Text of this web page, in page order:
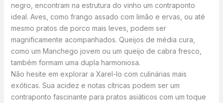
negro, encontram na estrutura do vinho um contraponto
ideal. Aves, como frango assado com limão e ervas, ou até
mesmo pratos de porco mais leves, podem ser
magnificamente acompanhados. Queijos de média cura,
como um Manchego jovem ou um queijo de cabra fresco,
também formam uma dupla harmoniosa.
Não hesite em explorar a Xarel-lo com culinárias mais
exóticas. Sua acidez e notas cítricas podem ser um
contraponto fascinante para pratos asiáticos com um toque